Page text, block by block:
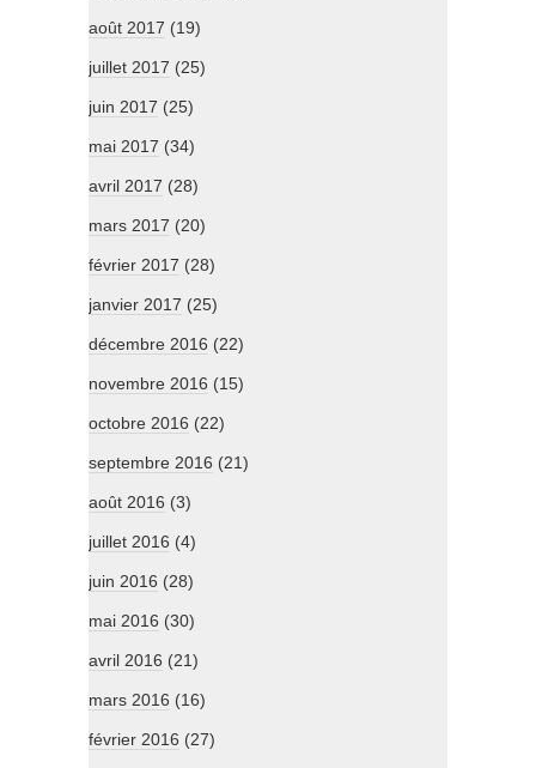
août 2017 (19)
juillet 2017 (25)
juin 2017 (25)
mai 2017 (34)
avril 2017 (28)
mars 2017 (20)
février 2017 (28)
janvier 2017 (25)
décembre 2016 (22)
novembre 2016 (15)
octobre 2016 (22)
septembre 2016 (21)
août 2016 (3)
juillet 2016 (4)
juin 2016 (28)
mai 2016 (30)
avril 2016 (21)
mars 2016 (16)
février 2016 (27)